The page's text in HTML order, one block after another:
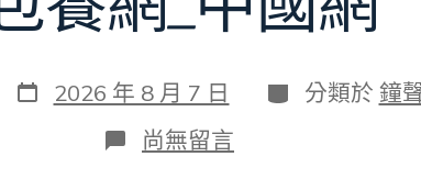
發
表
2026 年 8 月 7 日 分
類
分類於 鐘
在
〈為
尚無留言